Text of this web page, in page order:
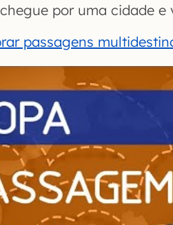
por uma cidade e
passagens